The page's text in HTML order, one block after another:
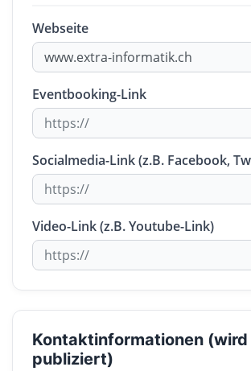
Webseite
Eventbooking-Link
Socialmedia-Link (z.B. Facebook,
Video-Link (z.B. Youtube-Link)
Kontaktinformationen
publiziert)